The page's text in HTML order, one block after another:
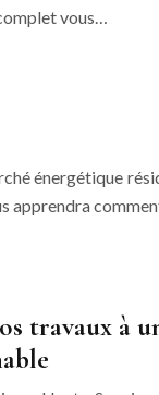
vous…
énergétique
apprendra
travaux à